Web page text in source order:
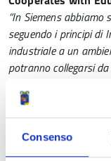
Consenso
“In Siemens abbiamo
seguendo i principi di
industriale a un
potranno collegarsi
potranno offrire una
presenza che a
sviluppate
teleassistenza e